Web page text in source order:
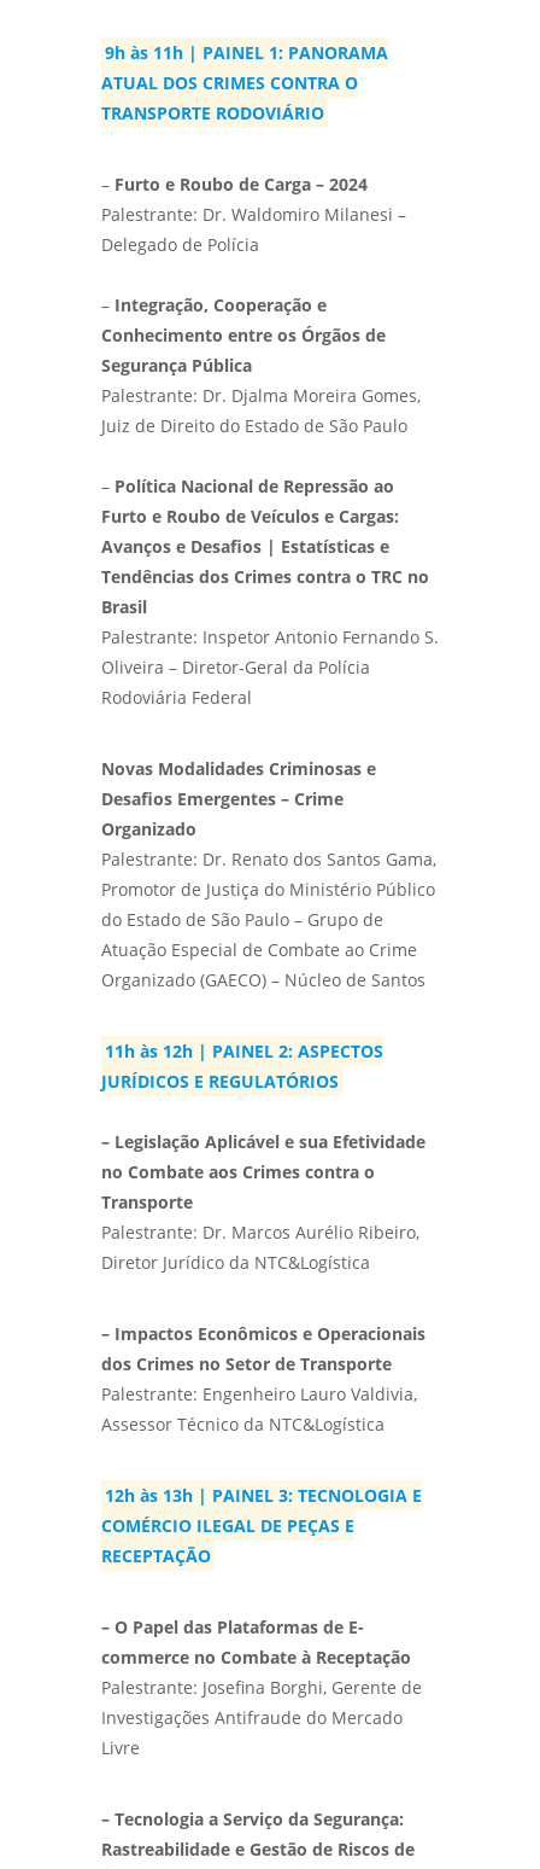
9h às 11h | PAINEL 1: PANORAMA
ATUAL DOS CRIMES CONTRA O
TRANSPORTE RODOVIÁRIO
– Furto e Roubo de Carga – 2024
Palestrante: Dr. Waldomiro Milanesi –
Delegado de Polícia
– Integração, Cooperação e
Conhecimento entre os Órgãos de
Segurança Pública
Palestrante: Dr. Djalma Moreira Gomes,
Juiz de Direito do Estado de São Paulo
– Política Nacional de Repressão ao
Furto e Roubo de Veículos e Cargas:
Avanços e Desafios | Estatísticas e
Tendências dos Crimes contra o TRC no
Brasil
Palestrante: Inspetor Antonio Fernando S.
Oliveira – Diretor-Geral da Polícia
Rodoviária Federal
Novas Modalidades Criminosas e
Desafios Emergentes – Crime
Organizado
Palestrante: Dr. Renato dos Santos Gama,
Promotor de Justiça do Ministério Público
do Estado de São Paulo – Grupo de
Atuação Especial de Combate ao Crime
Organizado (GAECO) – Núcleo de Santos
11h às 12h | PAINEL 2: ASPECTOS
JURÍDICOS E REGULATÓRIOS
– Legislação Aplicável e sua Efetividade
no Combate aos Crimes contra o
Transporte
Palestrante: Dr. Marcos Aurélio Ribeiro,
Diretor Jurídico da NTC&Logística
– Impactos Econômicos e Operacionais
dos Crimes no Setor de Transporte
Palestrante: Engenheiro Lauro Valdivia,
Assessor Técnico da NTC&Logística
12h às 13h | PAINEL 3: TECNOLOGIA E
COMÉRCIO ILEGAL DE PEÇAS E
RECEPTAÇÃO
– O Papel das Plataformas de E-
commerce no Combate à Receptação
Palestrante: Josefina Borghi, Gerente de
Investigações Antifraude do Mercado
Livre
– Tecnologia a Serviço da Segurança:
Rastreabilidade e Gestão de Riscos de